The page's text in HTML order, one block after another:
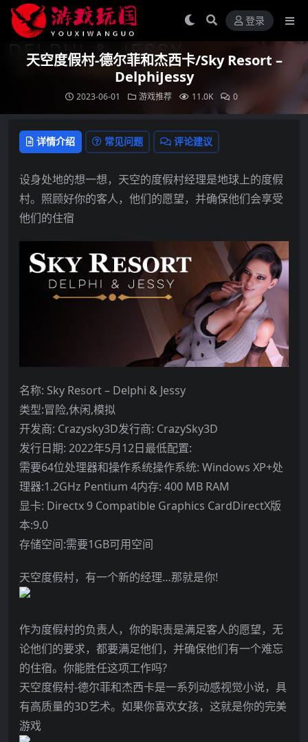
登录
天空度假村-德尔菲和杰西卡/Sky Resort –
DelphiJessy
2023-06-01 游戏推荐 11.0K 0
详情介绍 常见问题 评论建议
设身处地的想一想，天空的度假村经理是地球上的度假
村。照顾好你的客人，他们的愿望，并确保他们会享受
他们的住宿
名称: Sky Resort – Delphi & Jessy
类型:冒险,休闲,模拟
开发商: Crazysky3D发行商: CrazySky3D
发行日期: 2022年5月12日最低配置:
需要64位处理器和操作系统操作系统: Windows XP+处
理器:1.2GHz Pentium 4内存: 400 MB RAM
显卡: Directx 9 Compatible Graphics CardDirectX版
本:9.0
存储空间:需要1GB可用空间
天空度假村，有一个新的经理…那就是你!
作为度假村的负责人，你的职责是满足客人的愿望，无
论他们的要求，都要满足他们，并确保他们有一个难忘
的住宿。你能胜任这项工作吗?
天空度假村-德尔菲和杰西卡是一系列动感视觉小说，具
有高质量的3D艺术。如果你喜欢女孩，这就是你的完美
游戏